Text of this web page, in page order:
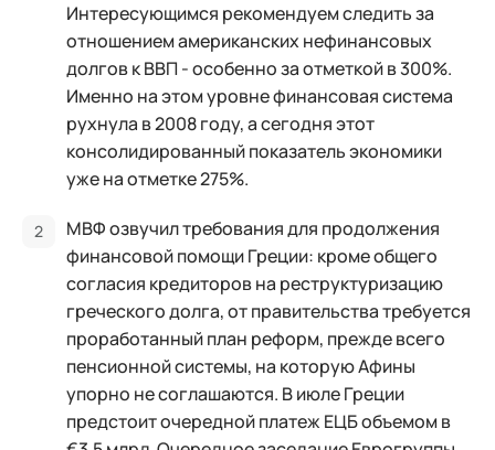
Интересующимся рекомендуем следить за
отношением американских нефинансовых
долгов к ВВП - особенно за отметкой в 300%.
Именно на этом уровне финансовая система
рухнула в 2008 году, а сегодня этот
консолидированный показатель экономики
уже на отметке 275%.
МВФ озвучил требования для продолжения
финансовой помощи Греции: кроме общего
согласия кредиторов на реструктуризацию
греческого долга, от правительства требуется
проработанный план реформ, прежде всего
пенсионной системы, на которую Афины
упорно не соглашаются. В июле Греции
предстоит очередной платеж ЕЦБ объемом в